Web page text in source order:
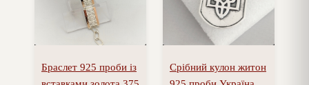
Браслет 925 проби із
Срібний кулон житон